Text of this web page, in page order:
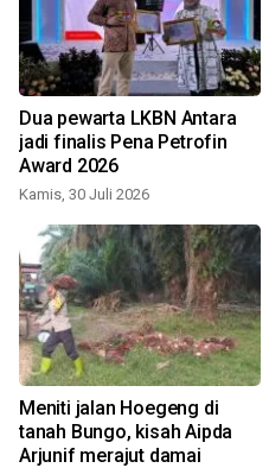
Dua pewarta LKBN Antara
jadi finalis Pena Petrofin
Award 2026
Kamis, 30 Juli 2026
Meniti jalan Hoegeng di
tanah Bungo, kisah Aipda
Arjunif merajut damai